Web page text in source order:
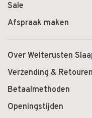
Sale
Afspraak maken
Over Welterusten
Verzending & Retouren
Betaalmethoden
Openingstijden